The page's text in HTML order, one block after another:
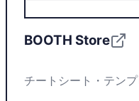
BOOTH Store
チートシート・テンプ